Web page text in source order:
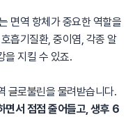
면역 항체가 중요한 역할을
흡기질환, 중이염, 각종 알
을 지킬 수 있죠.
글로불린을 물려받습니다.
면서 점점 줄어들고, 생후 6